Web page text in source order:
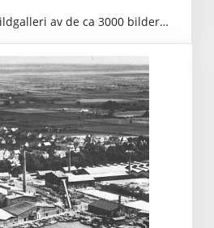
av de ca 3000 bilder…